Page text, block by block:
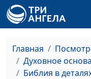
Главная
Духовное
Библия в
обижаться?
Исход из Египта:
Клевета: как
избавиться от